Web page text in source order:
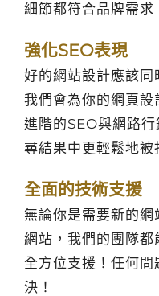
細節都符合品牌需求
強化SEO表現
好的網站設計應該同
我們會為你的網頁
進階的SEO與網路
尋結果中更輕鬆地被
全面的技術支援
無論你是需要新的
網站，我們的團隊
全方位支援！任何
決！